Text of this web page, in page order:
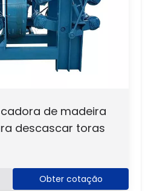
de madeira
descascar toras
Obter cotação